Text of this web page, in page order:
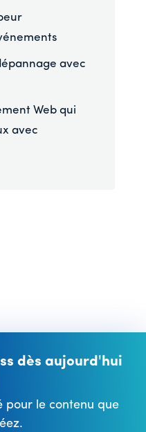
avec
Web qui
avec
dès aujourd'hui
pour le contenu que